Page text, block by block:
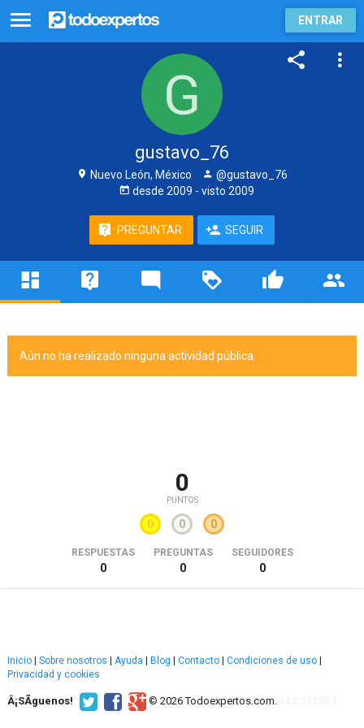
ENTRAR
gustavo_76
Nuevo León, México
@gustavo_76
desde 2009 - visto 2009
PREGUNTAR SEGUIR
Aún no ha realizado ninguna actividad pública.
0
PUNTOS
0 0 0
RESPUESTAS
0
PREGUNTAS
0
SEGUIDORES
0
Inicio Sobre nosotros Ayuda Blog Contacto Condiciones de uso
Privacidad y cookies
Â¡SÃ­guenos! © 2026 Todoexpertos.com.